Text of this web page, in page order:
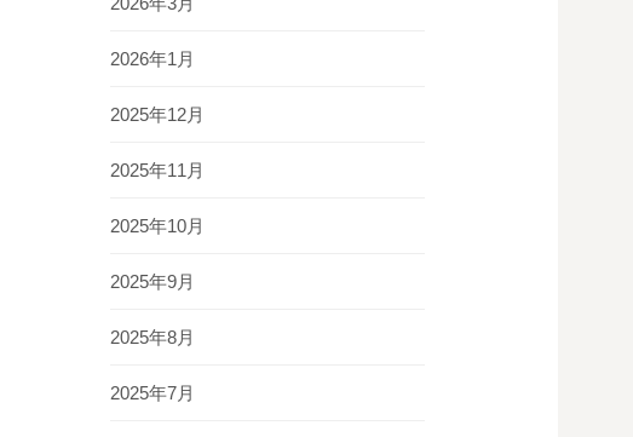
2026年1月
2025年12月
2025年11月
2025年10月
2025年9月
2025年8月
2025年7月